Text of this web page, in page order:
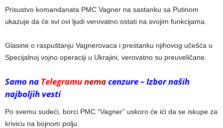
Prisustvo komandanata PMC Vagner na sastanku sa Putinom
ukazuje da će svi ovi ljudi verovatno ostati na svojim funkcijama.
Glasine o raspuštanju Vagnerovaca i prestanku njihovog učešća u
Specijalnoj vojno operaciji u Ukrajini, verovatno su preuveličane.
Samo na Telegramunemacenzure – Izbor naših
najboljih vesti
Po svemu sudeći, borci PMC “Vagner” uskoro će ići da se iskupe za
krivicu na bojnom polju.